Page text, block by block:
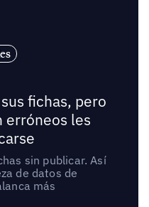
fichas, pero
erróneos les
sin publicar. Así
de datos de
más